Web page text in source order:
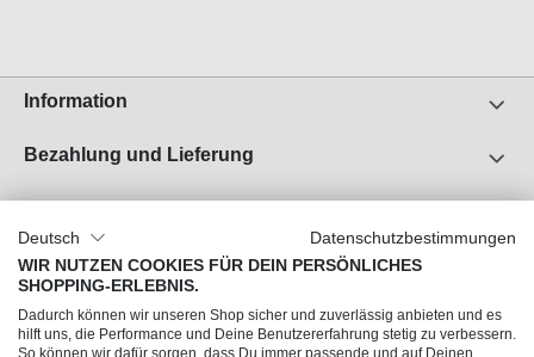
Information
Bezahlung und Lieferung
Über uns
Jobs
Impressum
Deutsch
Datenschutzbestimmungen
WIR NUTZEN COOKIES FÜR DEIN PERSÖNLICHES
SHOPPING-ERLEBNIS.
Dadurch können wir unseren Shop sicher und zuverlässig anbieten und es
hilft uns, die Performance und Deine Benutzererfahrung stetig zu verbessern.
So können wir dafür sorgen, dass Du immer passende und auf Deinen